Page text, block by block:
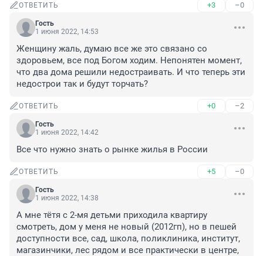
ОТВЕТИТЬ +3 –0
Гость
1 июня 2022, 14:53
Женщину жаль, думаю все же это связано со
здоровьем, все под Богом ходим. Непонятен момент,
что два дома решили недостраивать. И что теперь эти
недострои так и будут торчать?
ОТВЕТИТЬ +0 –2
Гость
1 июня 2022, 14:42
Все что нужно знать о рынке жилья в России
ОТВЕТИТЬ +5 –0
Гость
1 июня 2022, 14:38
А мне тётя с 2-мя детьми приходила квартиру
смотреть, дом у меня не новый (2012гп), но в пешей
доступности все, сад, школа, поликлиника, институт,
магазинчики, лес рядом и все практически в центре,